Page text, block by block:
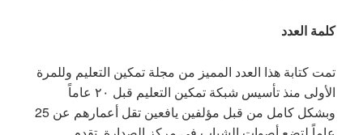
كلمة العدد
تمت كتابة هذا العدد المميز من مجلة تمكين التعليم وللمرة
الأولى منذ تأسيس شبكة تمكين التعليم قبل ٢٠ عاماً
وبشكل كامل من قبل مؤلفين يافعين تقل أعمارهم عن 25